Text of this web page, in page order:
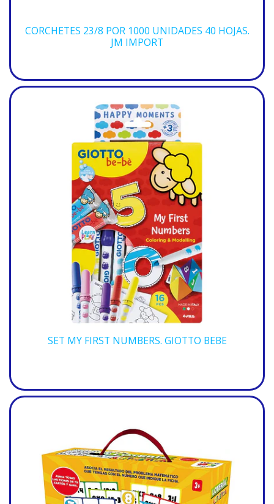
CORCHETES 23/8 POR 1000 UNIDADES 40 HOJAS.
JM IMPORT
SET MY FIRST NUMBERS. GIOTTO BEBE